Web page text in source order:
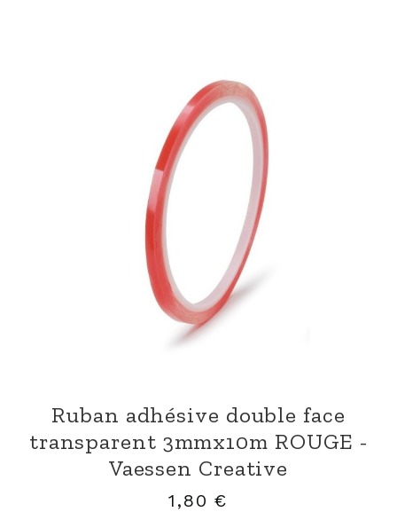
Ruban adhésive double face
transparent 3mmx10m ROUGE -
Vaessen Creative
1,80 €